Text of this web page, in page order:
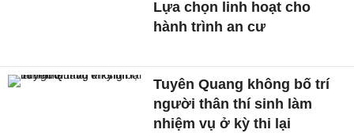
Lựa chọn linh hoạt cho
hành trình an cư
Tuyên Quang không bố trí
người thân thí sinh làm
nhiệm vụ ở kỳ thi lại